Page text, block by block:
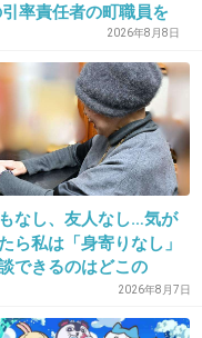
田一が寄る話と
-0
メでもやってる
リ事件が元のや
気だったよ・・
率責任者の町職員を
軽過ぎる」「全く納得
2026年8月8日
なし、友人なし…気が
ら私は「身寄りなし」
できるのはどこの
「家族がいること」が
世の中、でも孤立は誰
2026年8月7日